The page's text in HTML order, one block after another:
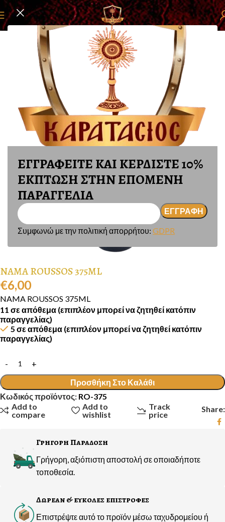
ΕΓΓΡΑΦΕΙΤΕ ΚΑΙ ΚΕΡΔΙΣΤΕ 10%
ΕΚΠΤΩΣΗ ΣΤΗΝ ΕΠΟΜΕΝΗ
ΠΑΡΑΓΓΕΛΙΑ
Συμφωνώ με την πολιτική απορρήτου: GDPR
ΕΚΚΛΗΣΙΑΣΤΙΚΑ ΕΙΔΗ ΚΡΑΣΙ ΘΕΙΑΣ ΛΕΙΤΟΥΡΓΙΑΣ
NAMA ROUSSOS 375ML
€6,00
NAMA ROUSSOS 375ML
11 σε απόθεμα (επιπλέον μπορεί να ζητηθεί κατόπιν
παραγγελίας)
5 σε απόθεμα (επιπλέον μπορεί να ζητηθεί κατόπιν
παραγγελίας)
Προσθήκη Στο Καλάθι
Κωδικός προϊόντος: RO-375
Add to
compare
Add to
wishlist
Track
price
Share:
Γρηγορη Παραδοση
Γρήγορη, αξιόπιστη αποστολή σε οποιαδήποτε
τοποθεσία.
Δωρεαν & ευκολες επιστροφες
Επιστρέψτε αυτό το προϊόν μέσω ταχυδρομείου ή